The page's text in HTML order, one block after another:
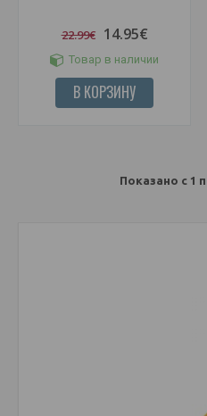
22.99€ 14.95€
Товар в наличии
В КОРЗИНУ
Показано с 1